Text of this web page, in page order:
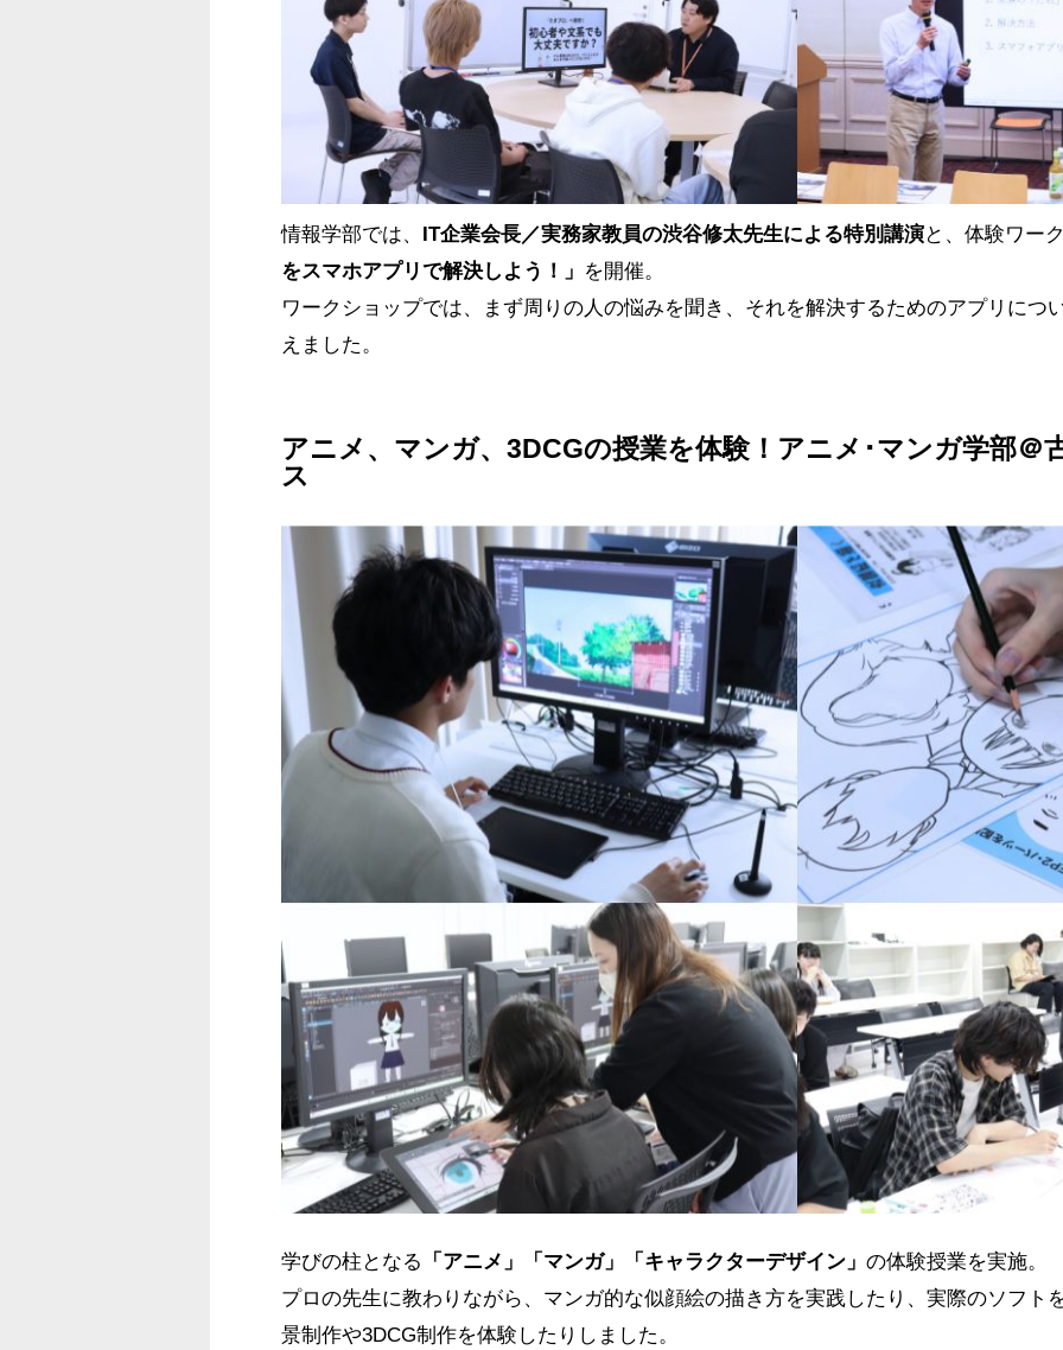
情報学部では、 IT企業会長／実務家教員の渋谷修太先生による特別講演と、体験ワー
をスマホアプリで解決しよう！」 を開催。
ワークショップでは、まず周りの人の悩みを聞き、それを解決するためのアプリにつ
えました。
アニメ、マンガ、3DCGの授業を体験！アニメ･マンガ学部＠
ス
学びの柱となる 「アニメ」「マンガ」「キャラクターデザイン」 の体験授業を実施。
プロの先生に教わりながら、マンガ的な似顔絵の描き方を実践したり、実際のソフト
景制作や3DCG制作を体験したりしました。